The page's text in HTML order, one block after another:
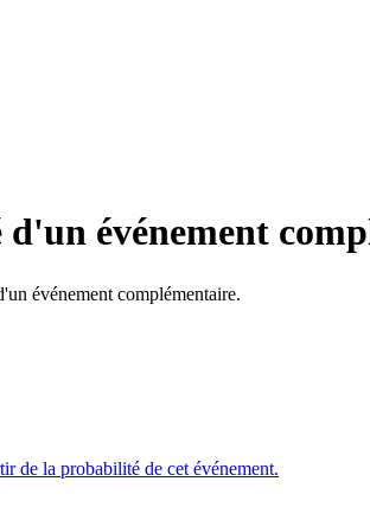
événement
événement complémentaire.
de la probabilité de cet événement.